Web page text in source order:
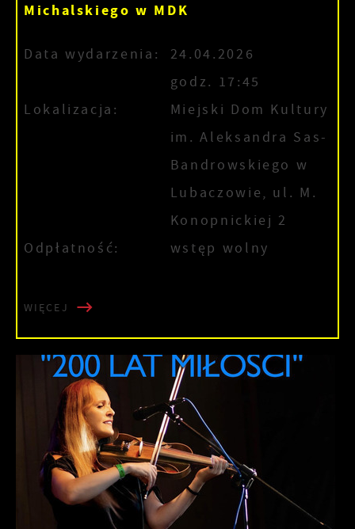
Michalskiego w MDK
Data wydarzenia:
24.04.2026
godz. 17:45
Lokalizacja:
Miejski Dom Kultury
im. Aleksandra Sas-
Bandrowskiego w
Lubaczowie, ul. M.
Konopnickiej 2
Odpłatność:
wstęp wolny
WIĘCEJ